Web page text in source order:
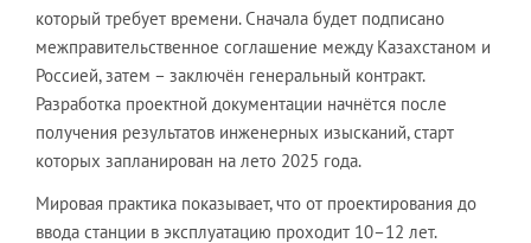
который требует времени. Сначала будет подписано
межправительственное соглашение между Казахстаном и
Россией, затем – заключён генеральный контракт.
Разработка проектной документации начнётся после
получения результатов инженерных изысканий, старт
которых запланирован на лето 2025 года.
Мировая практика показывает, что от проектирования до
ввода станции в эксплуатацию проходит 10–12 лет.